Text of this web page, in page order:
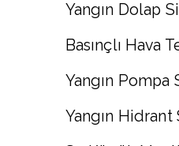
Yangın Dolap
Basınçlı Hava
Yangın Pompa
Yangın